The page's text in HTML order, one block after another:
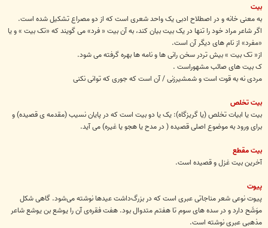
بیت
به معنی خانه و در اصطلاح ادبی یک واحد شعری است که از دو مصراع تشکیل شده است.
اگر شاعر مراد خود را تنها در یک بیت بیان کند، به آن بیت « فرد» می گویند که «تک بیت » و یا
«مفرد» از نام های دیگر آن است.
از« تک بیت » بیش تردر سخن رانی ها و نامه ها بهره گرفته می شود.
ک بیت های صائب مشهوراست .
مردی نه به قوت است و شمشیرزنی / آن است که جوری که توانی نکنی
بیت تخلص
بیت یا ابیات تخلص (یا گریزگاه): یک یا دو بیت است که در پایان نسیب (مقدمه ی قصیده) و
برای ورود به موضوع اصلی قصیده ( در مدح یا هجو یا غیره) می آید.
بیت مقطع
آخرین بیت غزل و قصیده است.
پیوت
پیوت نوعی شعر مناجاتی عبری است که در بزرگ‌داشت عیدها نوشته می‌شود. گاهی شکل
موَشَح دارد و در سده های سوم تا هفتم متدوال بود. هفت فقره‌ی آن را یوشع بن یوشع شاعر
مذهبی عبری نوشته است.